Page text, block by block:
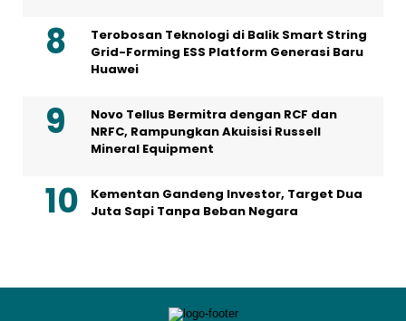
Terobosan Teknologi di Balik Smart String
Grid-Forming ESS Platform Generasi Baru
Huawei
Novo Tellus Bermitra dengan RCF dan
NRFC, Rampungkan Akuisisi Russell
Mineral Equipment
Kementan Gandeng Investor, Target Dua
Juta Sapi Tanpa Beban Negara